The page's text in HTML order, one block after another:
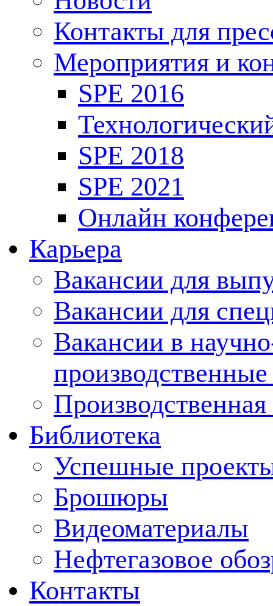
Контакты для
Мероприятия и
SPE 2016
SPE 2018
SPE 2021
Онлайн
Карьера
Вакансии для
Вакансии для
Вакансии в
Производственная
Библиотека
Успешные
Брошюры
Видеоматериалы
Нефтегазовое
Контакты